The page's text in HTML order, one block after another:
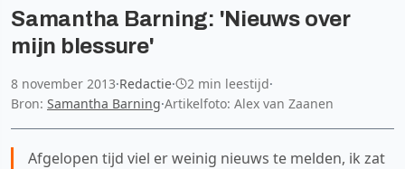
Samantha Barning: 'Nieuws over
mijn blessure'
8 november 2013·Redactie· 2 min leestijd·
Bron: Samantha Barning·Artikelfoto: Alex van Zaanen
Afgelopen tijd viel er weinig nieuws te melden, ik zat